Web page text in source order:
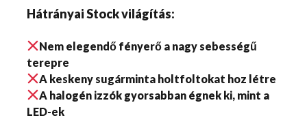
Hátrányai Stock világítás:
Nem elegendő fényerő a nagy sebességű
terepre
A keskeny sugárminta holtfoltokat hoz létre
A halogén izzók gyorsabban égnek ki, mint a
LED-ek